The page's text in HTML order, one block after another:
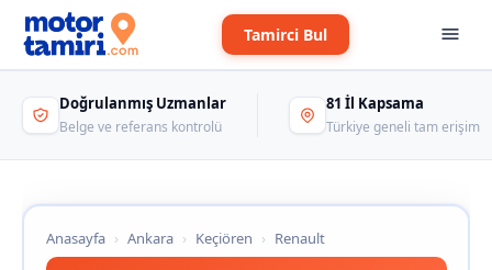
Tamirci Bul
Doğrulanmış Uzmanlar
Belge ve referans kontrolü
81 İl Kapsama
Türkiye geneli tam erişim
Anasayfa › Ankara › Keçiören › Renault